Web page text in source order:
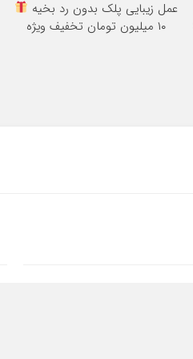
عمل زیبایی پلک بدون رد بخیه
۱۰ میلیون تومان تخفیف ویژه